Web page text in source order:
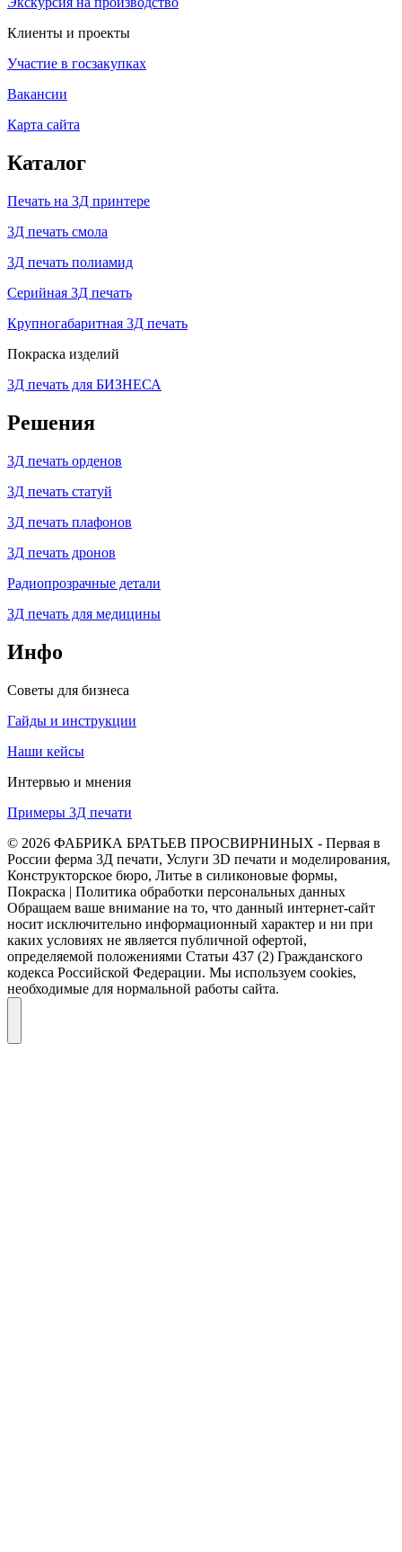
Клиенты и проекты
Участие в госзакупках
Вакансии
Карта сайта
Каталог
Печать на 3Д принтере
3Д печать смола
3Д печать полиамид
Серийная 3Д печать
Крупногабаритная 3Д печать
Покраска изделий
3Д печать для БИЗНЕСА
Решения
3Д печать орденов
3Д печать статуй
3Д печать плафонов
3Д печать дронов
Радиопрозрачные детали
3Д печать для медицины
Инфо
Советы для бизнеса
Гайды и инструкции
Наши кейсы
Интервью и мнения
Примеры 3Д печати
© 2026 ФАБРИКА БРАТЬЕВ ПРОСВИРНИНЫХ - Первая в
России ферма 3Д печати, Услуги 3D печати и моделирования,
Конструкторское бюро, Литье в силиконовые формы,
Покраска | Политика обработки персональных данных
Обращаем ваше внимание на то, что данный интернет-сайт
носит исключительно информационный характер и ни при
каких условиях не является публичной офертой,
определяемой положениями Статьи 437 (2) Гражданского
кодекса Российской Федерации. Мы используем cookies,
необходимые для нормальной работы сайта.